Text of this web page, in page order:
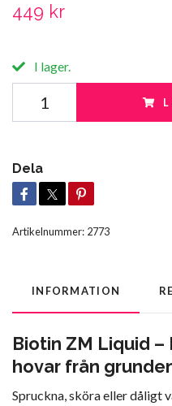
449 kr
I lager.
Dela
Artikelnummer: 2773
INFORMATION
Biotin ZM Liquid –
hovar från
Spruckna, sköra eller dåligt